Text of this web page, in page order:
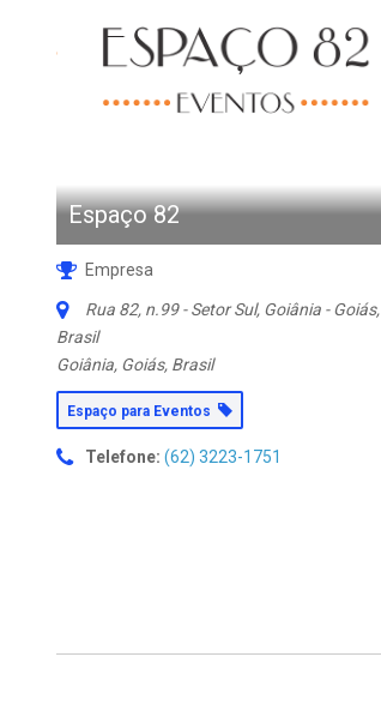
Espaço 82
Empresa
Rua 82, n.99 - Setor Sul, Goiânia - Goiás,
Brasil
Goiânia, Goiás, Brasil
Espaço para Eventos
Telefone: (62) 3223-1751